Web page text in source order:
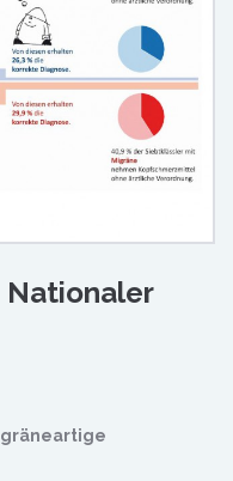
Nationaler